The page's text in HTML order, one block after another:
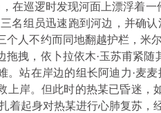
在巡逻时发现河面上漂浮着
名组员迅速跑到河边，并确
个人不约而同地翻越护栏，米
拖拽，依卜拉依木·玉苏甫紧
。站在岸边的组长阿迪力·麦
上岸。但此时的热某已昏迷
着起身对热某进行心肺复苏，